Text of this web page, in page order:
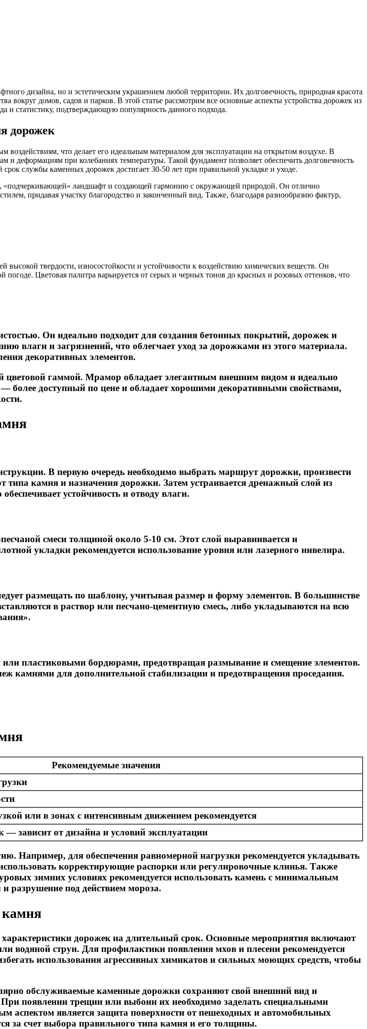
дизайна, но и эстетическим украшением любой территории. Их долговечность, природная красота
вокруг домов, садов и парков. В этой статье рассмотрим все основные аспекты устройства дорожек из
и статистику, подтверждающую популярность данного подхода.
дорожек
что делает его идеальным материалом для эксплуатации на открытом воздухе. В
деформациям при колебаниях температуры. Такой фундамент позволяет обеспечить долговечность
срок службы каменных дорожек достигает 30-50 лет при правильной укладке и уходе.
«подчеркивающей» ландшафт и создающей гармонию с окружающей природой. Он отлично
придавая участку благородство и законченный вид. Также, благодаря разнообразию фактур,
высокой твердости, износостойкости и устойчивости к воздействию химических веществ. Он
Цветовая палитра варьируется от серых и черных тонов до красных и розовых оттенков, что
Он идеально подходит для создания бетонных покрытий, дорожек и
влаги и загрязнений, что облегчает уход за дорожками из этого материала.
декоративных элементов.
цветовой гаммой. Мрамор обладает элегантным внешним видом и идеально
доступный по цене и обладает хорошими декоративными свойствами,
В первую очередь необходимо выбрать маршрут дорожки, произвести
камня и назначения дорожки. Затем устраивается дренажный слой из
устойчивость и отводу влаги.
смеси толщиной около 5-10 см. Этот слой выравнивается и
укладки рекомендуется использование уровня или лазерного нивелира.
размещать по шаблону, учитывая размер и форму элементов. В большинстве
в раствор или песчано-цементную смесь, либо укладываются на всю
пластиковыми бордюрами, предотвращая размывание и смещение элементов.
камнями для дополнительной стабилизации и предотвращения проседания.
Рекомендуемые значения
или в зонах с интенсивным движением рекомендуется
зависит от дизайна и условий эксплуатации
Например, для обеспечения равномерной нагрузки рекомендуется укладывать
корректирующие распорки или регулировочные клинья. Также
зимних условиях рекомендуется использовать камень с минимальным
разрушение под действием мороза.
камня
дорожек на длительный срок. Основные мероприятия включают
водяной струи. Для профилактики появления мхов и плесени рекомендуется
использования агрессивных химикатов и сильных моющих средств, чтобы
обслуживаемые каменные дорожки сохраняют свой внешний вид и
появлении трещин или выбоин их необходимо заделать специальными
является защита поверхности от пешеходных и автомобильных
за счет выбора правильного типа камня и его толщины.